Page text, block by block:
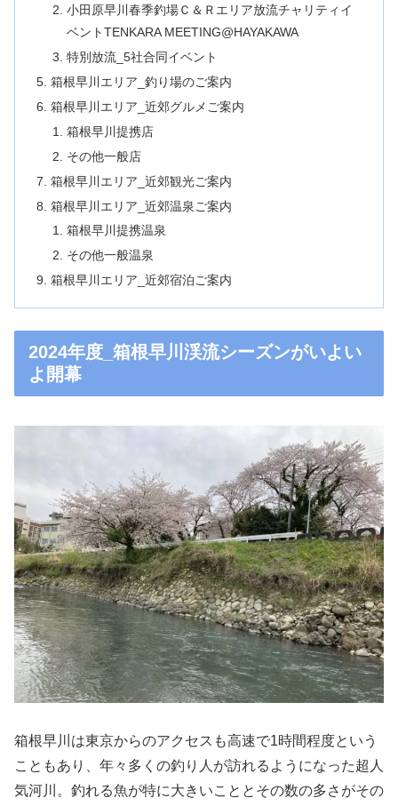
小田原早川春季釣場Ｃ＆Ｒエリア放流チャリティイ
ベントTENKARA MEETING@HAYAKAWA
特別放流_5社合同イベント
箱根早川エリア_釣り場のご案内
箱根早川エリア_近郊グルメご案内
箱根早川提携店
その他一般店
箱根早川エリア_近郊観光ご案内
箱根早川エリア_近郊温泉ご案内
箱根早川提携温泉
その他一般温泉
箱根早川エリア_近郊宿泊ご案内
2024年度_箱根早川渓流シーズンがいよい
よ開幕
箱根早川は東京からのアクセスも高速で1時間程度という
こともあり、年々多くの釣り人が訪れるようになった超人
気河川。釣れる魚が特に大きいこととその数の多さがその